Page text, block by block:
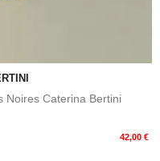
Noires Caterina Bertini
42,00 €